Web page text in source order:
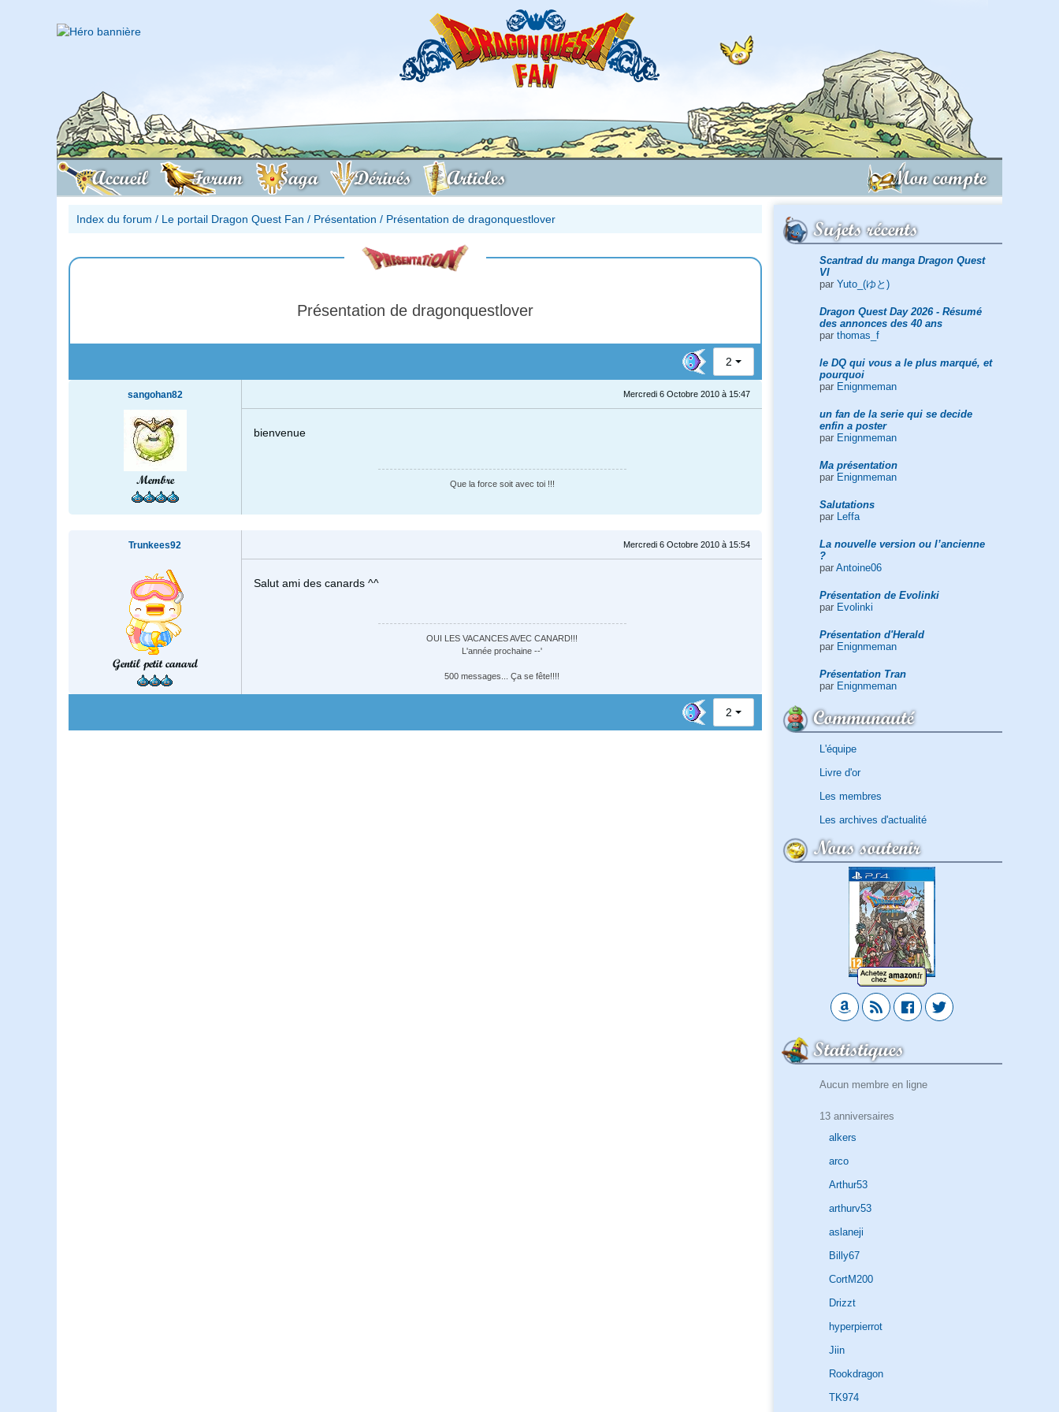
Accueil Forum Saga Dérivés Articles Mon compte
Sujets récents
Scantrad du manga Dragon Quest
VI
par Yuto_(ゆと)
Dragon Quest Day 2026 - Résumé
des annonces des 40 ans
par thomas_f
le DQ qui vous a le plus marqué, et
pourquoi
par Enignmeman
un fan de la serie qui se decide
enfin a poster
par Enignmeman
Ma présentation
par Enignmeman
Salutations
par
Leffa
La nouvelle version ou l’ancienne
?
par Antoine06
Présentation de Evolinki
par Evolinki
Présentation d'Herald
par Enignmeman
Présentation Tran
par Enignmeman
Communauté
L'équipe
Livre d'or
Les membres
Les archives d'actualité
Nous soutenir
Statistiques
Aucun membre en ligne
13 anniversaires
alkers
arco
Arthur53
arthurv53
aslaneji
Billy67
CortM200
Drizzt
hyperpierrot
Jiin
Rookdragon
TK974
Index du forum / Le portail Dragon Quest Fan / Présentation / Présentation de dragonquestlover
Présentation de dragonquestlover
2
sangohan82
Membre
Mercredi 6 Octobre 2010 à 15:47
bienvenue
Que la force soit avec toi !!!
Trunkees92
Gentil petit canard
Mercredi 6 Octobre 2010 à 15:54
Salut ami des canards ^^
OUI LES VACANCES AVEC CANARD!!!
L'année prochaine --'
500 messages... Ça se fête!!!!
2